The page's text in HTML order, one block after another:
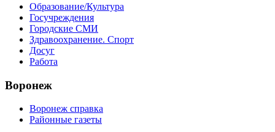
Образование/Культура
Госучреждения
Городские СМИ
Здравоохранение. Спорт
Досуг
Работа
Воронеж
Воронеж справка
Районные газеты